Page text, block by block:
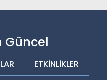
Güncel
ETKİNLİKLER